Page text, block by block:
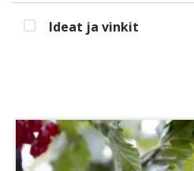
Ideat ja vinkit